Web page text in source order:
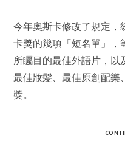
今年奧斯卡修改了規定，
卡獎的幾項「短名單」，
所矚目的最佳外語片，以
最佳妝髮、最佳原創配樂
獎。